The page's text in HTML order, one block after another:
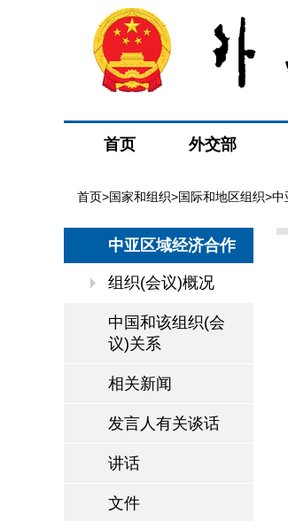
首页 外交部
首页>国家和组织>国际和地区组织>中
中亚区域经济合作
组织(会议)概况
中国和该组织(会
议)关系
相关新闻
发言人有关谈话
讲话
文件